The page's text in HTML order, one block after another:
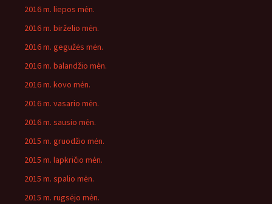
2016 m. liepos mėn.
2016 m. birželio mėn.
2016 m. gegužės mėn.
2016 m. balandžio mėn.
2016 m. kovo mėn.
2016 m. vasario mėn.
2016 m. sausio mėn.
2015 m. gruodžio mėn.
2015 m. lapkričio mėn.
2015 m. spalio mėn.
2015 m. rugsėjo mėn.